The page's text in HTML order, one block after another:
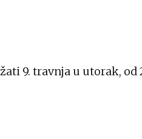
9. travnja u utorak, od